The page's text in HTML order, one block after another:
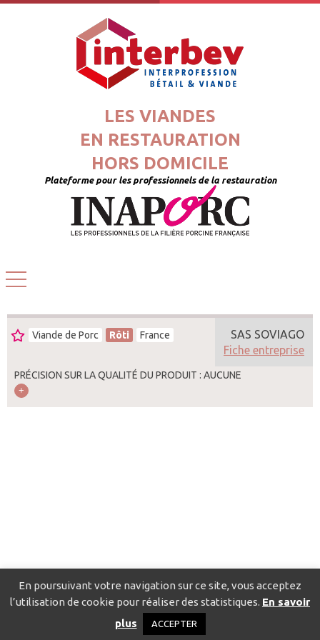
LES VIANDES
EN RESTAURATION
HORS DOMICILE
Plateforme pour les professionnels de la restauration
Viande de Porc Rôti France
PRÉCISION SUR LA QUALITÉ DU PRODUIT : AUCUNE
SAS SOVIAGO
Fiche entreprise
Catalogue pour localiser les fournisseurs
Politique de confidentialité
En poursuivant votre navigation sur ce site, vous acceptez
l’utilisation de cookie pour réaliser des statistiques. En savoir
plus
ACCEPTER